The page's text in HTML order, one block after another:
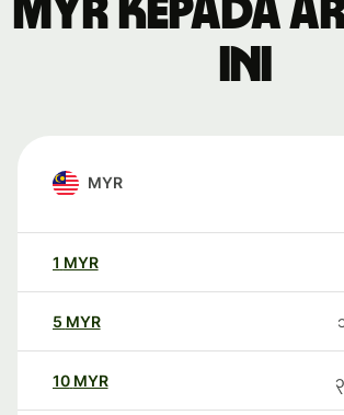
MYR kepada
ini
MYR
1 MYR
5 MYR
10 MYR